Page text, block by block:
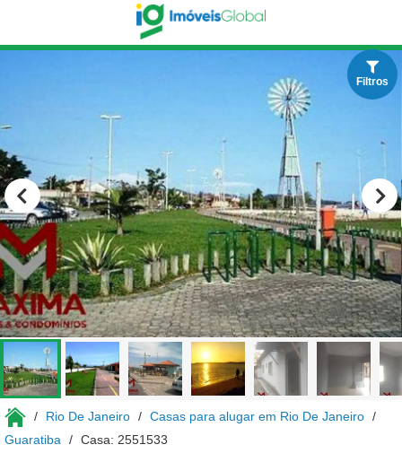
Rio De Janeiro
Casas para alugar em Rio De Janeiro
Guaratiba
Casa: 2551533
Filtros